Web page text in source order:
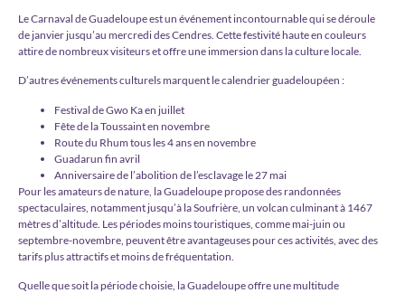
Le Carnaval de Guadeloupe est un événement incontournable qui se déroule
de janvier jusqu’au mercredi des Cendres. Cette festivité haute en couleurs
attire de nombreux visiteurs et offre une immersion dans la culture locale.
D’autres événements culturels marquent le calendrier guadeloupéen :
Festival de Gwo Ka en juillet
Fête de la Toussaint en novembre
Route du Rhum tous les 4 ans en novembre
Guadarun fin avril
Anniversaire de l’abolition de l’esclavage le 27 mai
Pour les amateurs de nature, la Guadeloupe propose des randonnées
spectaculaires, notamment jusqu’à la Soufrière, un volcan culminant à 1467
mètres d’altitude. Les périodes moins touristiques, comme mai-juin ou
septembre-novembre, peuvent être avantageuses pour ces activités, avec des
tarifs plus attractifs et moins de fréquentation.
Quelle que soit la période choisie, la Guadeloupe offre une multitude